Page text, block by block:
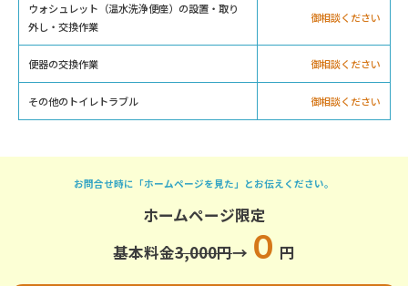
ウォシュレット（温水洗浄便座）の設置・取り
外し・交換作業
御相談ください
便器の交換作業 御相談ください
その他のトイレトラブル 御相談ください
お問合せ時に「ホームページを見た」とお伝えください。
ホームページ限定
基本料金3,000円→ ０ 円